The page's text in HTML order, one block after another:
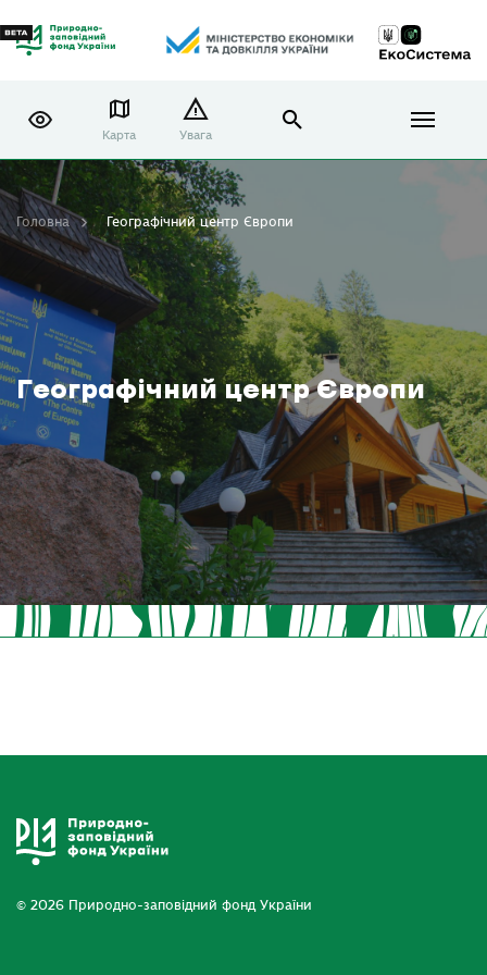
Карта Увага
Географічний центр Європи
Головна Географічний центр Європи
© 2026 Природно-заповідний фонд України